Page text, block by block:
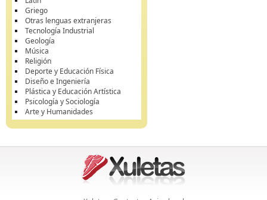
Griego
Otras lenguas extranjeras
Tecnología Industrial
Geología
Música
Religión
Deporte y Educación Física
Diseño e Ingeniería
Plástica y Educación Artística
Psicología y Sociología
Arte y Humanidades